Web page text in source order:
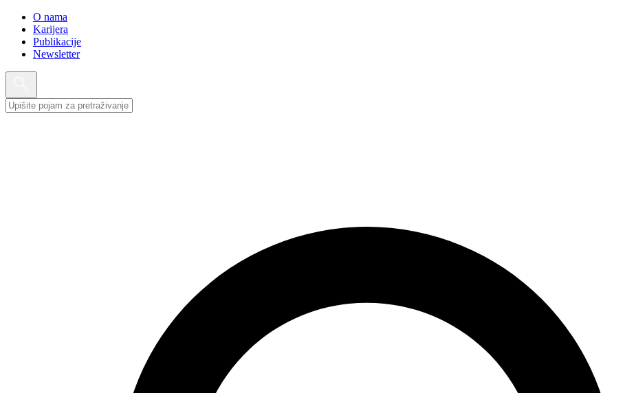
O nama
Karijera
Publikacije
Newsletter